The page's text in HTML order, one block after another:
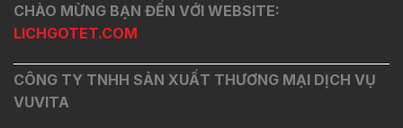
CHÀO MỪNG BẠN ĐẾN VỚI WEBSITE:
LICHGOTET.COM
CÔNG TY TNHH SẢN XUẤT THƯƠNG MẠI DỊCH VỤ
VUVITA